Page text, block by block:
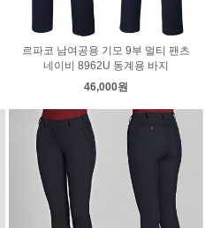
르파코 남여공용 기모 9부 멀티 팬츠
네이비 8962U 동계용 바지
46,000원